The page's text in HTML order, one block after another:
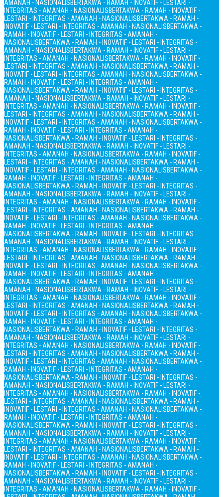
AMANAH - NASIONALISBERTAKWA - RAMAH - INOVATIF - LESTARI -
INTEGRITAS - AMANAH - NASIONALISBERTAKWA - RAMAH - INOVATIF -
LESTARI - INTEGRITAS - AMANAH - NASIONALISBERTAKWA - RAMAH -
INOVATIF - LESTARI - INTEGRITAS - AMANAH - NASIONALISBERTAKWA -
RAMAH - INOVATIF - LESTARI - INTEGRITAS - AMANAH -
NASIONALISBERTAKWA - RAMAH - INOVATIF - LESTARI - INTEGRITAS -
AMANAH - NASIONALISBERTAKWA - RAMAH - INOVATIF - LESTARI -
INTEGRITAS - AMANAH - NASIONALISBERTAKWA - RAMAH - INOVATIF -
LESTARI - INTEGRITAS - AMANAH - NASIONALISBERTAKWA - RAMAH -
INOVATIF - LESTARI - INTEGRITAS - AMANAH - NASIONALISBERTAKWA -
RAMAH - INOVATIF - LESTARI - INTEGRITAS - AMANAH -
NASIONALISBERTAKWA - RAMAH - INOVATIF - LESTARI - INTEGRITAS -
AMANAH - NASIONALISBERTAKWA - RAMAH - INOVATIF - LESTARI -
INTEGRITAS - AMANAH - NASIONALISBERTAKWA - RAMAH - INOVATIF -
LESTARI - INTEGRITAS - AMANAH - NASIONALISBERTAKWA - RAMAH -
INOVATIF - LESTARI - INTEGRITAS - AMANAH - NASIONALISBERTAKWA -
RAMAH - INOVATIF - LESTARI - INTEGRITAS - AMANAH -
NASIONALISBERTAKWA - RAMAH - INOVATIF - LESTARI - INTEGRITAS -
AMANAH - NASIONALISBERTAKWA - RAMAH - INOVATIF - LESTARI -
INTEGRITAS - AMANAH - NASIONALISBERTAKWA - RAMAH - INOVATIF -
LESTARI - INTEGRITAS - AMANAH - NASIONALISBERTAKWA - RAMAH -
INOVATIF - LESTARI - INTEGRITAS - AMANAH - NASIONALISBERTAKWA -
RAMAH - INOVATIF - LESTARI - INTEGRITAS - AMANAH -
NASIONALISBERTAKWA - RAMAH - INOVATIF - LESTARI - INTEGRITAS -
AMANAH - NASIONALISBERTAKWA - RAMAH - INOVATIF - LESTARI -
INTEGRITAS - AMANAH - NASIONALISBERTAKWA - RAMAH - INOVATIF -
LESTARI - INTEGRITAS - AMANAH - NASIONALISBERTAKWA - RAMAH -
INOVATIF - LESTARI - INTEGRITAS - AMANAH - NASIONALISBERTAKWA -
RAMAH - INOVATIF - LESTARI - INTEGRITAS - AMANAH -
NASIONALISBERTAKWA - RAMAH - INOVATIF - LESTARI - INTEGRITAS -
AMANAH - NASIONALISBERTAKWA - RAMAH - INOVATIF - LESTARI -
INTEGRITAS - AMANAH - NASIONALISBERTAKWA - RAMAH - INOVATIF -
LESTARI - INTEGRITAS - AMANAH - NASIONALISBERTAKWA - RAMAH -
INOVATIF - LESTARI - INTEGRITAS - AMANAH - NASIONALISBERTAKWA -
RAMAH - INOVATIF - LESTARI - INTEGRITAS - AMANAH -
NASIONALISBERTAKWA - RAMAH - INOVATIF - LESTARI - INTEGRITAS -
AMANAH - NASIONALISBERTAKWA - RAMAH - INOVATIF - LESTARI -
INTEGRITAS - AMANAH - NASIONALISBERTAKWA - RAMAH - INOVATIF -
LESTARI - INTEGRITAS - AMANAH - NASIONALISBERTAKWA - RAMAH -
INOVATIF - LESTARI - INTEGRITAS - AMANAH - NASIONALISBERTAKWA -
RAMAH - INOVATIF - LESTARI - INTEGRITAS - AMANAH -
NASIONALISBERTAKWA - RAMAH - INOVATIF - LESTARI - INTEGRITAS -
AMANAH - NASIONALISBERTAKWA - RAMAH - INOVATIF - LESTARI -
INTEGRITAS - AMANAH - NASIONALISBERTAKWA - RAMAH - INOVATIF -
LESTARI - INTEGRITAS - AMANAH - NASIONALISBERTAKWA - RAMAH -
INOVATIF - LESTARI - INTEGRITAS - AMANAH - NASIONALISBERTAKWA -
RAMAH - INOVATIF - LESTARI - INTEGRITAS - AMANAH -
NASIONALISBERTAKWA - RAMAH - INOVATIF - LESTARI - INTEGRITAS -
AMANAH - NASIONALISBERTAKWA - RAMAH - INOVATIF - LESTARI -
INTEGRITAS - AMANAH - NASIONALISBERTAKWA - RAMAH - INOVATIF -
LESTARI - INTEGRITAS - AMANAH - NASIONALISBERTAKWA - RAMAH -
INOVATIF - LESTARI - INTEGRITAS - AMANAH - NASIONALISBERTAKWA -
RAMAH - INOVATIF - LESTARI - INTEGRITAS - AMANAH -
NASIONALISBERTAKWA - RAMAH - INOVATIF - LESTARI - INTEGRITAS -
AMANAH - NASIONALISBERTAKWA - RAMAH - INOVATIF - LESTARI -
INTEGRITAS - AMANAH - NASIONALISBERTAKWA - RAMAH - INOVATIF -
LESTARI - INTEGRITAS - AMANAH - NASIONALISBERTAKWA - RAMAH -
INOVATIF - LESTARI - INTEGRITAS - AMANAH - NASIONALISBERTAKWA -
RAMAH - INOVATIF - LESTARI - INTEGRITAS - AMANAH -
NASIONALISBERTAKWA - RAMAH - INOVATIF - LESTARI - INTEGRITAS -
AMANAH - NASIONALISBERTAKWA - RAMAH - INOVATIF - LESTARI -
INTEGRITAS - AMANAH - NASIONALISBERTAKWA - RAMAH - INOVATIF -